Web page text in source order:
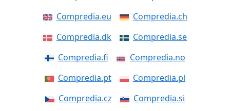
Compredia.eu
Compredia.ch
Compredia.dk
Compredia.se
Compredia.fi
Compredia.no
Compredia.pt
Compredia.pl
Compredia.cz
Compredia.si